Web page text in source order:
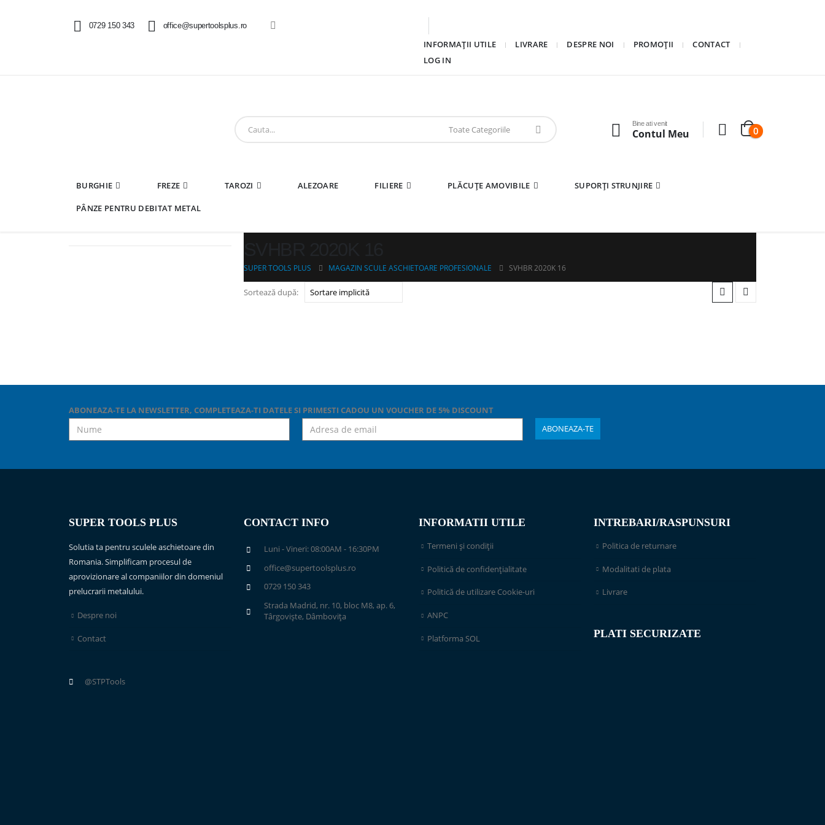
0729 150 343 office@supertoolsplus.ro
INFORMAȚII UTILE LIVRARE DESPRE NOI PROMOȚII
CONTACT
LOG IN
Bine ati venit
Contul Meu 0
BURGHIE FREZE TAROZI ALEZOARE FILIERE PLĂCUȚE AMOVIBILE SUPORȚI STRUNJIRE
PÂNZE PENTRU DEBITAT METAL
SUPER TOOLS PLUS MAGAZIN SCULE ASCHIETOARE PROFESIONALE SVHBR 2020K 16
Sortează după:
ABONEAZA-TE LA NEWSLETTER, COMPLETEAZA-TI DATELE SI PRIMESTI CADOU UN VOUCHER DE 5% DISCOUNT
SUPER TOOLS PLUS
Solutia ta pentru sculele aschietoare din
Romania. Simplificam procesul de
aprovizionare al companiilor din domeniul
prelucrarii metalului.
Despre noi
Contact
@STPTools
CONTACT INFO
Luni - Vineri: 08:00AM - 16:30PM
office@supertoolsplus.ro
0729 150 343
Strada Madrid, nr. 10, bloc M8, ap. 6,
Târgoviște, Dâmbovița
INFORMATII UTILE
Termeni și condiții
Politică de confidențialitate
Politică de utilizare Cookie-uri
ANPC
Platforma SOL
INTREBARI/RASPUNSURI
Politica de returnare
Modalitati de plata
Livrare
PLATI SECURIZATE